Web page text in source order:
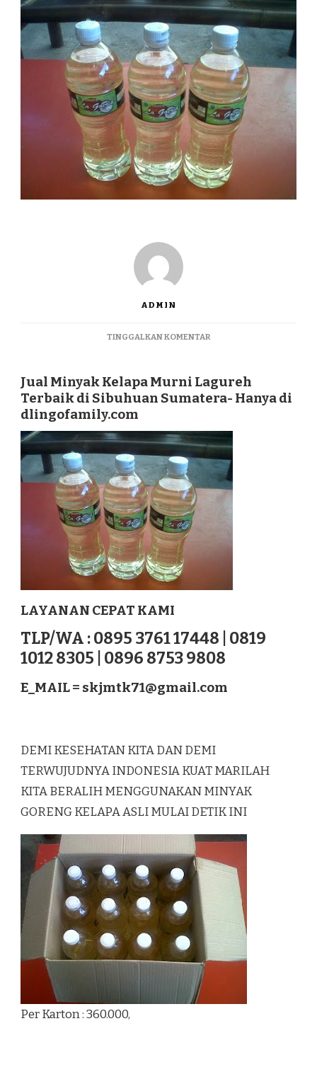
ADMIN
TINGGALKAN KOMENTARPADA
MURNI
LAGUREH
DI
SIBUHUAN
SUMATERA
Jual Minyak Kelapa Murni Lagureh
Terbaik di Sibuhuan Sumatera- Hanya di
dlingofamily.com
LAYANAN CEPAT KAMI
TLP/WA : 0895 3761 17448 | 0819
1012 8305 | 0896 8753 9808
E_MAIL = skjmtk71@gmail.com
DEMI KESEHATAN KITA DAN DEMI
TERWUJUDNYA INDONESIA KUAT MARILAH
KITA BERALIH MENGGUNAKAN MINYAK
GORENG KELAPA ASLI MULAI DETIK INI
Per Karton : 360.000,